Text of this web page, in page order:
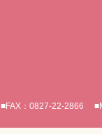
■FAX：0827-22-2866